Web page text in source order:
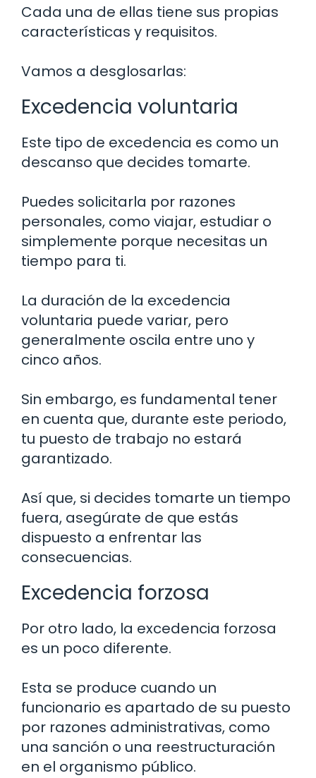
Cada una de ellas tiene sus propias
características y requisitos.
Vamos a desglosarlas:
Excedencia voluntaria
Este tipo de excedencia es como un
descanso que decides tomarte.
Puedes solicitarla por razones
personales, como viajar, estudiar o
simplemente porque necesitas un
tiempo para ti.
La duración de la excedencia
voluntaria puede variar, pero
generalmente oscila entre uno y
cinco años.
Sin embargo, es fundamental tener
en cuenta que, durante este periodo,
tu puesto de trabajo no estará
garantizado.
Así que, si decides tomarte un tiempo
fuera, asegúrate de que estás
dispuesto a enfrentar las
consecuencias.
Excedencia forzosa
Por otro lado, la excedencia forzosa
es un poco diferente.
Esta se produce cuando un
funcionario es apartado de su puesto
por razones administrativas, como
una sanción o una reestructuración
en el organismo público.